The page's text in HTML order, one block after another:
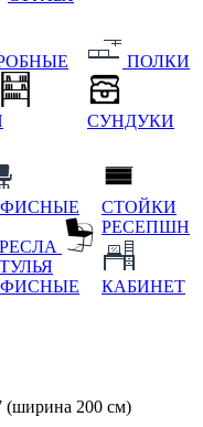
ПОЛКИ
СУНДУКИ
СТОЙКИ
РЕСЕПШН
КАБИНЕТ
(ширина 200 см)